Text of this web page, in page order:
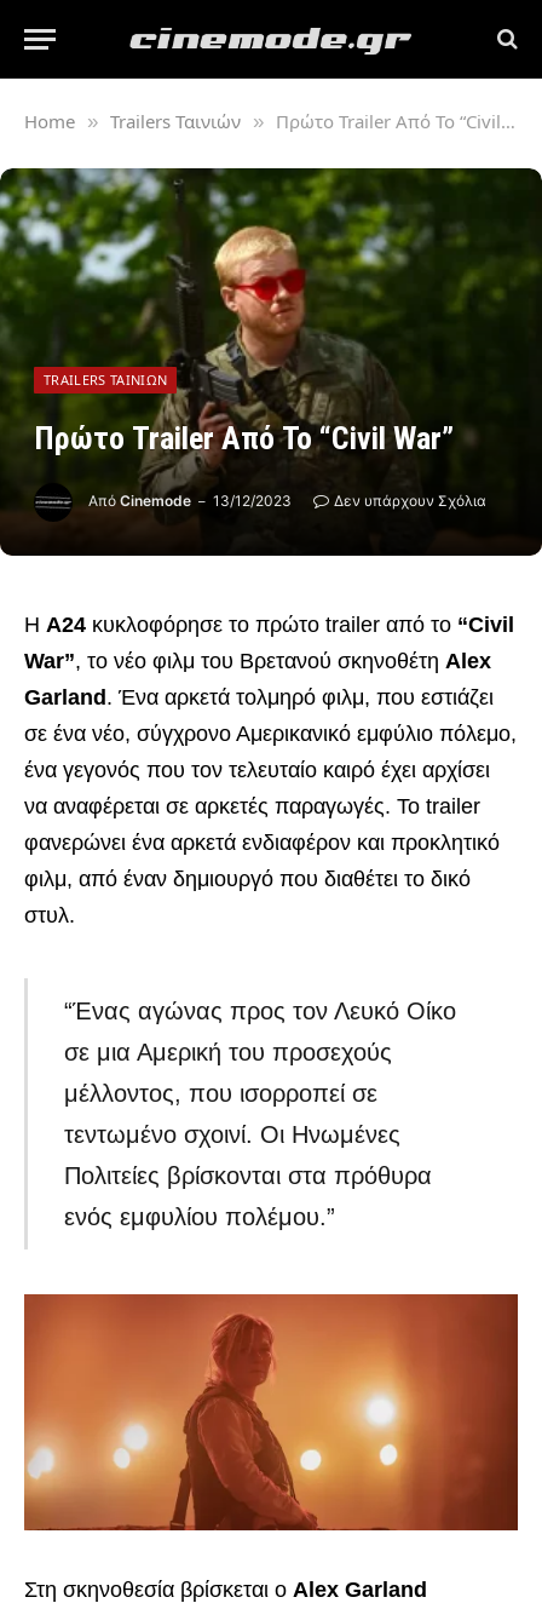
Home » Trailers Ταινιών » Πρώτο Trailer Από Το “Civil War”
TRAILERS ΤΑΙΝΙΏΝ
Πρώτο Trailer Από Το “Civil War”
Από Cinemode 13/12/2023 Δεν υπάρχουν Σχόλια
Η Α24 κυκλοφόρησε το πρώτο trailer από το “Civil
War”, το νέο φιλμ του Βρετανού σκηνοθέτη Alex
Garland . Ένα αρκετά τολμηρό φιλμ, που εστιάζει
σε ένα νέο, σύγχρονο Αμερικανικό εμφύλιο πόλεμο,
ένα γεγονός που τον τελευταίο καιρό έχει αρχίσει
να αναφέρεται σε αρκετές παραγωγές. Το trailer
φανερώνει ένα αρκετά ενδιαφέρον και προκλητικό
φιλμ, από έναν δημιουργό που διαθέτει το δικό
στυλ.
“Ένας αγώνας προς τον Λευκό Οίκο
σε μια Αμερική του προσεχούς
μέλλοντος, που ισορροπεί σε
τεντωμένο σχοινί. Οι Ηνωμένες
Πολιτείες βρίσκονται στα πρόθυρα
ενός εμφυλίου πολέμου.”
Στη σκηνοθεσία βρίσκεται ο Alex Garland